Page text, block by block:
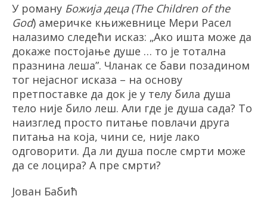
У роману Божија деца (The Children of the
God) америчке књижевнице Мери Расел
налазимо следећи исказ: „Ако ишта може да
докаже постојање душе … то је тотална
празнина леша”. Чланак се бави позадином
тог нејасног исказа – на основу
претпоставке да док је у телу била душа
тело није било леш. Али где је душа сада? То
наизглед просто питање повлачи друга
питања на која, чини се, није лако
одговорити. Да ли душа после смрти може
да се лоцира? А пре смрти?
Јован Бабић